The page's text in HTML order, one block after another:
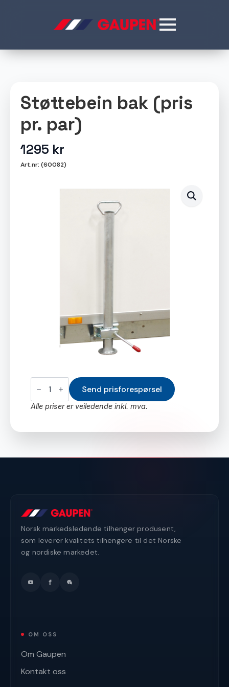
Støttebein bak (pris
pr. par)
1295 kr
Art.nr: (60082)
Støttebein
bak
pr.
par)
Send prisforespørsel
Alle priser er veiledende inkl. mva.
Norsk markedsledende tilhenger produsent,
som leverer kvalitets tilhengere til det Norske
og nordiske markedet.
OM OSS
Om Gaupen
Kontakt oss